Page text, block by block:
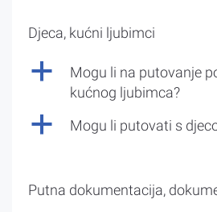
Djeca, kućni ljubimci
a
Mogu li na putovanje
kućnog ljubimca?
a Mogu li putovati s
Putna dokumentacija,